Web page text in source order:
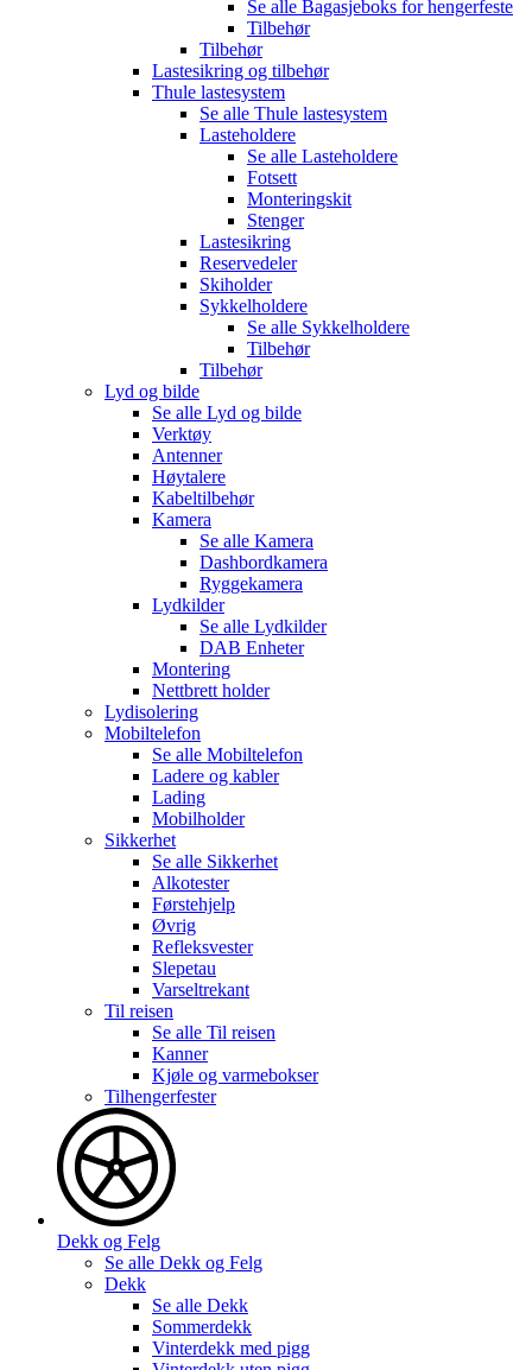
Se alle Bagasjeboks for hengerfeste
Tilbehør
Tilbehør
Lastesikring og tilbehør
Thule lastesystem
Se alle Thule lastesystem
Lasteholdere
Se alle Lasteholdere
Fotsett
Monteringskit
Stenger
Lastesikring
Reservedeler
Skiholder
Sykkelholdere
Se alle Sykkelholdere
Tilbehør
Tilbehør
Lyd og bilde
Se alle Lyd og bilde
Verktøy
Antenner
Høytalere
Kabeltilbehør
Kamera
Se alle Kamera
Dashbordkamera
Ryggekamera
Lydkilder
Se alle Lydkilder
DAB Enheter
Montering
Nettbrett holder
Lydisolering
Mobiltelefon
Se alle Mobiltelefon
Ladere og kabler
Lading
Mobilholder
Sikkerhet
Se alle Sikkerhet
Alkotester
Førstehjelp
Øvrig
Refleksvester
Slepetau
Varseltrekant
Til reisen
Se alle Til reisen
Kanner
Kjøle og varmebokser
Tilhengerfester
Dekk og Felg
Se alle Dekk og Felg
Dekk
Se alle Dekk
Sommerdekk
Vinterdekk med pigg